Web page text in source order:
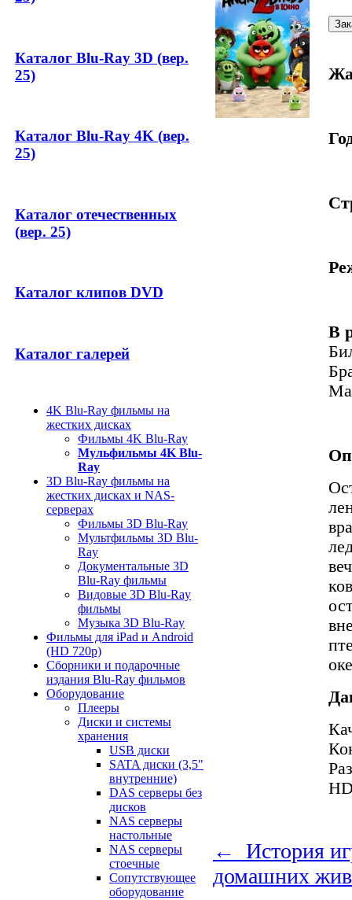
Каталог Blu-Ray 3D (вер.
25)
Каталог Blu-Ray 4K (вер.
25)
Каталог отечественных
(вер. 25)
Каталог клипов DVD
Каталог галерей
4K Blu-Ray фильмы на
жестких дисках
Фильмы 4K Blu-Ray
Мульфильмы 4K Blu-
Ray
3D Blu-Ray фильмы на
жестких дисках и NAS-
серверах
Фильмы 3D Blu-Ray
Мультфильмы 3D Blu-
Ray
Документальные 3D
Blu-Ray фильмы
Видовые 3D Blu-Ray
фильмы
Музыка 3D Blu-Ray
Фильмы для iPad и Android
(HD 720p)
Сборники и подарочные
издания Blu-Ray фильмов
Оборудование
Плееры
Диски и системы
хранения
USB диски
SATA диски (3,5"
внутренние)
DAS серверы без
дисков
NAS серверы
настольные
NAS серверы
стоечные
Сопутствующее
оборудование
В
← История
домашних